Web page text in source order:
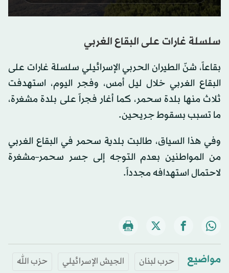
سلسلة غارات على البقاع الغربي
بقاعاً، شنّ الطيران الحربي الإسرائيلي سلسلة غارات على
البقاع الغربي خلال ليل أمس، وفجر اليوم، استهدفت
ثلاث منها بلدة سحمر، كما أغار فجراً على بلدة مشغرة،
ما تسبب بسقوط جريحين.
وفي هذا السياق، طالبت بلدية سحمر في البقاع الغربي
من المواطنين بعدم التوجه إلى جسر سحمر–مشغرة
لاحتمال استهدافه مجدداً.
مواضيع حرب لبنان الجيش الإسرائيلي
حزب الله